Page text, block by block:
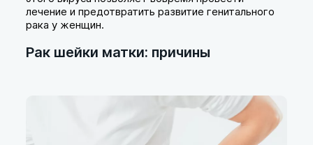
лечение и предотвратить развитие генитального
рака у женщин.
Рак шейки матки: причины